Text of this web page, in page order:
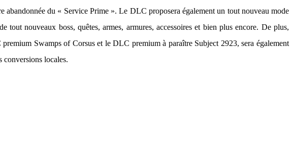
du « Service Prime ». Le DLC proposera également un tout nouveau mode
nouveaux boss, quêtes, armes, armures, accessoires et bien plus encore. De plus,
Swamps of Corsus et le DLC premium à paraître Subject 2923, sera également
locales.